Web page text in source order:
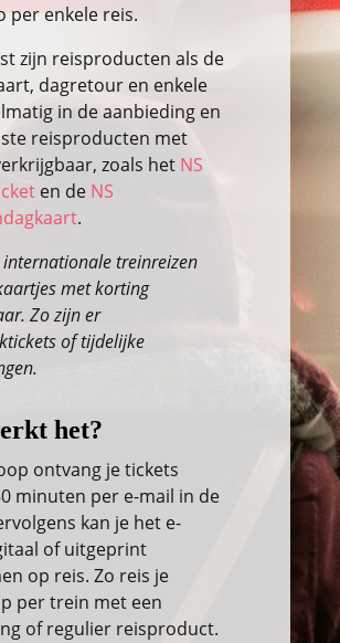
per enkele reis.
zijn reisproducten als de
dagretour en enkele
in de aanbieding en
reisproducten met
zoals het NS
en de NS
.
treinreizen
met korting
Zo zijn er
of tijdelijke
het?
ontvang je tickets
minuten per e-mail in de
kan je het e-
of uitgeprint
op reis. Zo reis je
per trein met een
of regulier reisproduct.